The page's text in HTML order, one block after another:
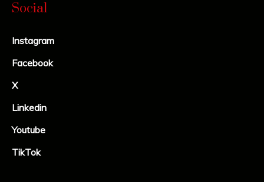
Social
Instagram
Facebook
X
Linkedin
Youtube
TikTok